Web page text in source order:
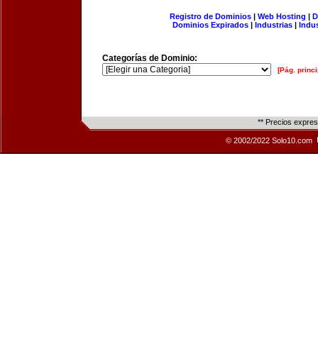
Registro de Dominios| Web Hosting |
Dominios Expirados | Industrias |
Categorías de Dominio:
[Pág.
** Precios
© 2002/2022 Solo10.com